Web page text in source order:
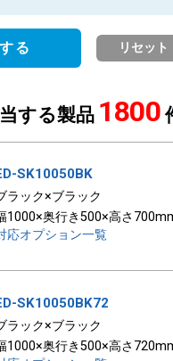
る リセット
する製品 1800
SK10050BK
ラック×ブラック
1000×奥行き500×高さ
応オプション一覧
SK10050BK72
ラック×ブラック
1000×奥行き500×高さ